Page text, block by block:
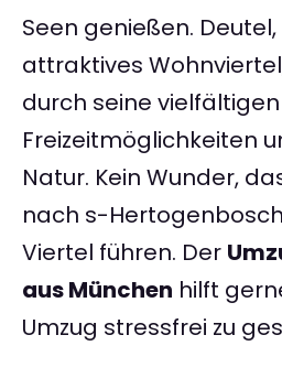
Seen genießen.
attraktives
durch seine vielfältigen
Freizeitmöglichkeiten
Natur. Kein Wunder,
nach s-
Viertel führen. Der
aus München hilft
Umzug stressfrei zu